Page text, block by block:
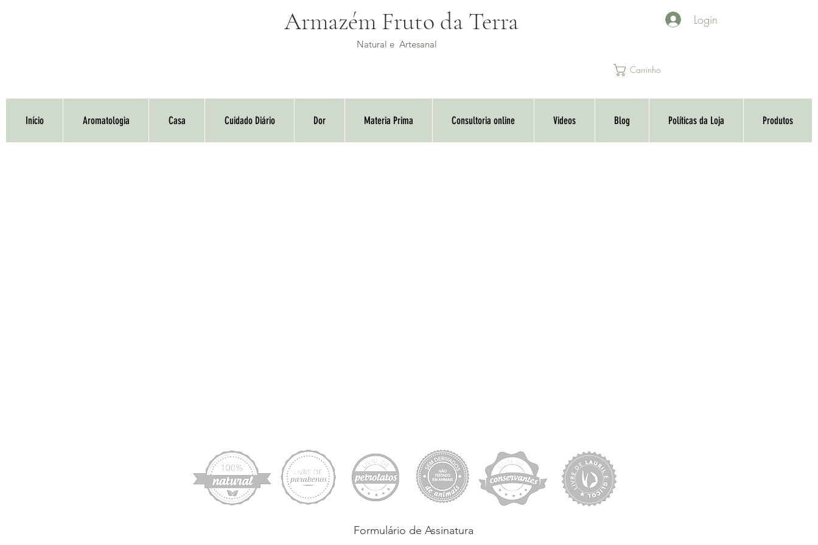
Armazém Fruto da Terra
Natural e Artesanal
Login
Carrinho
Início Aromatologia Casa Cuidado Diário Dor Materia Prima Consultoria online Videos Blog Políticas da Loja Produtos
Formulário de Assinatura